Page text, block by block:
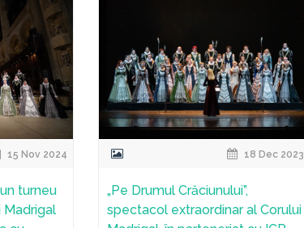
15 Nov 2024
turneu
Madrigal
18 Dec 2023
„Pe Drumul Crăciunului”,
spectacol extraordinar al Corului